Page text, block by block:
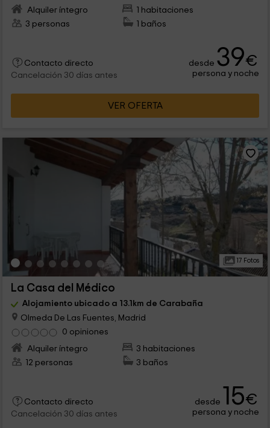
Alquiler íntegro
1 habitaciones
3 personas
1 baños
Contacto directo
Cancelación 30 días antes
desde 39€
persona y noche
VER OFERTA
17 Fotos
La Casa del Médico
Alojamiento ubicado a 13.1km de Carabaña
Olmeda De Las Fuentes, Madrid
0 opiniones
Alquiler íntegro
3 habitaciones
12 personas
3 baños
Contacto directo
Cancelación 30 días antes
desde 15€
persona y noche